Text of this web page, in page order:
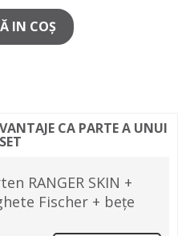
IN COŞ
CA PARTE A UNUI
SET
RANGER SKIN +
Fischer + bețe